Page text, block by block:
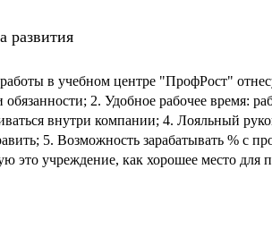
развития
в учебном центре "ПрофРост"
2. Удобное рабочее время:
внутри компании; 4. Лояльный
5. Возможность зарабатывать % с
это учреждение, как хорошее место для